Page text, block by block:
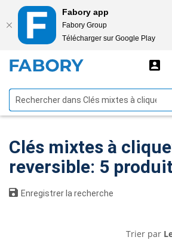
Fabory app
Fabory Group
Télécharger sur Google Play
Afficher les
Clés mixtes à
reversible: 5
Enregistrer la recherche
Trier par